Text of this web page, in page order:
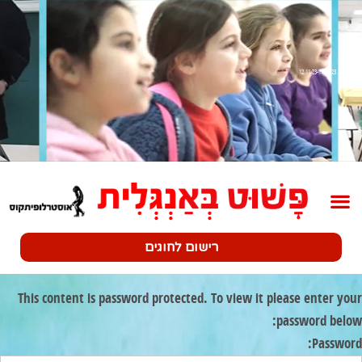
רישום לחוגים
This content is password protected. To view it please enter your
password below:
Password: